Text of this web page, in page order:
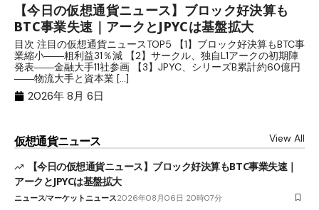
【今日の仮想通貨ニュース】ブロック好決算も
BTC事業失速｜アークとJPYCは基盤拡大
目次 注目の仮想通貨ニュースTOP5 【1】ブロック好決算もBTC事
業縮小――粗利益31％減 【2】サークル、独自L1アークの初期陣
発表――金融大手11社参画 【3】JPYC、シリーズB累計約60億円
――物流大手と資本業 […]
2026年 8月 6日
仮想通貨ニュース View All
【今日の仮想通貨ニュース】ブロック好決算もBTC事業失速｜
アークとJPYCは基盤拡大
ニュースマーケットニュース2026年08月06日 20時07分